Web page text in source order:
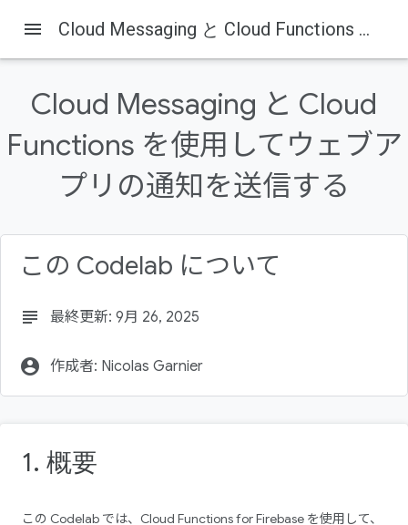
Firebase Firebase Codelabs
このページの内容
2. サンプルコードを取得する
3. Firebase プロジェクトを作成してアプリを設定する
5. ウェブアプリをデプロイして実行する
menu Cloud Messaging と Cloud Functions を使用してウェブアプリの通知を送信する
Cloud Messaging と Cloud
Functions を使用してウェブア
プリの通知を送信する
この Codelab について
subject 最終更新: 9月 26, 2025
account_circle 作成者: Nicolas Garnier
1. 概要
この Codelab では、Cloud Functions for Firebase を使用して、